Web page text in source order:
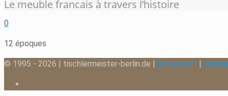
Le meuble francais à travers l’histoire
0
12 époques
© 1995 - 2026 | tischlermeister-berlin.de | Impressum